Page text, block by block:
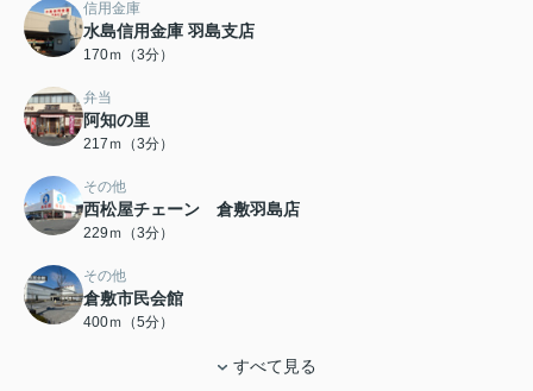
信用金庫
水島信用金庫 羽島支店
170ｍ（3分）
弁当
阿知の里
217ｍ（3分）
その他
西松屋チェーン 倉敷羽島店
229ｍ（3分）
その他
倉敷市民会館
400ｍ（5分）
すべて見る